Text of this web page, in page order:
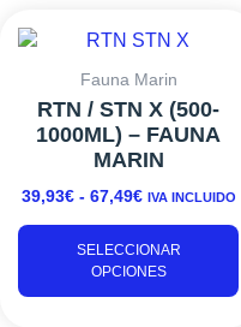
Fauna Marin
RTN / STN X (500-
1000ML) – FAUNA
MARIN
39,93€ - 67,49€
DE
PRECIOS:
39,93€
HASTA
67,49€
IVA INCLUIDO
SELECCIONAR
OPCIONES